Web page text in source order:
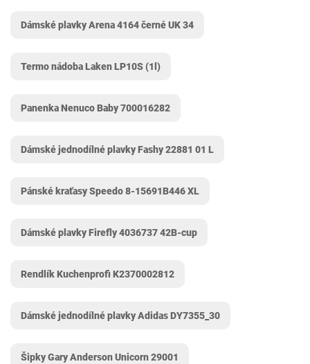
Dámské plavky Arena 4164 černé UK 34
Termo nádoba Laken LP10S (1l)
Panenka Nenuco Baby 700016282
Dámské jednodílné plavky Fashy 22881 01 L
Pánské kraťasy Speedo 8-15691B446 XL
Dámské plavky Firefly 4036737 42B-cup
Rendlík Kuchenprofi K2370002812
Dámské jednodílné plavky Adidas DY7355_30
Šipky Gary Anderson Unicorn 29001